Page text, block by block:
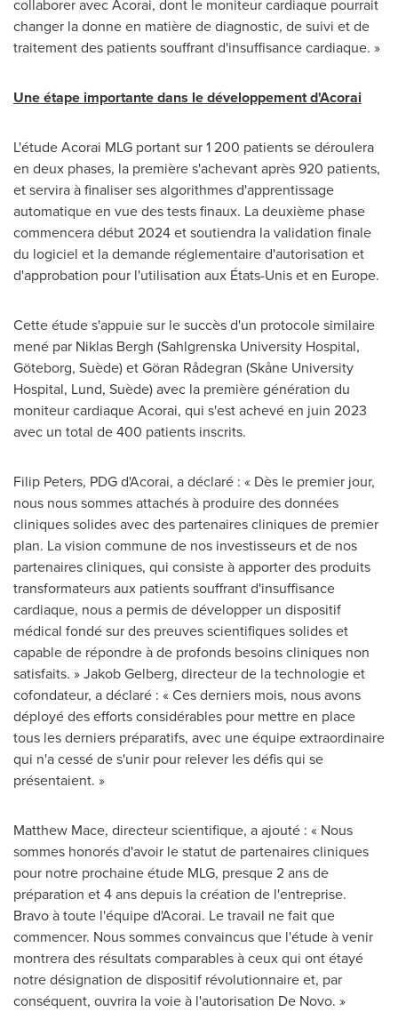
collaborer avec Acorai, dont le moniteur cardiaque pourrait
changer la donne en matière de diagnostic, de suivi et de
traitement des patients souffrant d'insuffisance cardiaque. »
Une étape importante dans le développement d'Acorai
L'étude Acorai MLG portant sur 1 200 patients se déroulera
en deux phases, la première s'achevant après 920 patients,
et servira à finaliser ses algorithmes d'apprentissage
automatique en vue des tests finaux. La deuxième phase
commencera début 2024 et soutiendra la validation finale
du logiciel et la demande réglementaire d'autorisation et
d'approbation pour l'utilisation aux États-Unis et en Europe.
Cette étude s'appuie sur le succès d'un protocole similaire
mené par Niklas Bergh (Sahlgrenska University Hospital,
Göteborg, Suède) et Göran Rådegran (Skåne University
Hospital, Lund, Suède) avec la première génération du
moniteur cardiaque Acorai, qui s'est achevé en juin 2023
avec un total de 400 patients inscrits.
Filip Peters, PDG d'Acorai, a déclaré : « Dès le premier jour,
nous nous sommes attachés à produire des données
cliniques solides avec des partenaires cliniques de premier
plan. La vision commune de nos investisseurs et de nos
partenaires cliniques, qui consiste à apporter des produits
transformateurs aux patients souffrant d'insuffisance
cardiaque, nous a permis de développer un dispositif
médical fondé sur des preuves scientifiques solides et
capable de répondre à de profonds besoins cliniques non
satisfaits. »Jakob Gelberg, directeur de la technologie et
cofondateur, a déclaré : « Ces derniers mois, nous avons
déployé des efforts considérables pour mettre en place
tous les derniers préparatifs, avec une équipe extraordinaire
qui n'a cessé de s'unir pour relever les défis qui se
présentaient. »
Matthew Mace, directeur scientifique, a ajouté : « Nous
sommes honorés d'avoir le statut de partenaires cliniques
pour notre prochaine étude MLG, presque 2 ans de
préparation et 4 ans depuis la création de l'entreprise.
Bravo à toute l'équipe d'Acorai. Le travail ne fait que
commencer. Nous sommes convaincus que l'étude à venir
montrera des résultats comparables à ceux qui ont étayé
notre désignation de dispositif révolutionnaire et, par
conséquent, ouvrira la voie à l'autorisation De Novo. »